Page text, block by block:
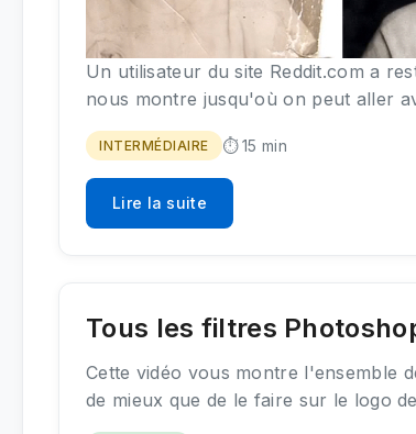
Un utilisateur du site Reddit.com a
nous montre jusqu'où on peut aller
INTERMÉDIAIRE ⏱️ 15 min
Lire la suite
Tous les filtres
Cette vidéo vous montre l'ensemble
de mieux que de le faire sur le logo